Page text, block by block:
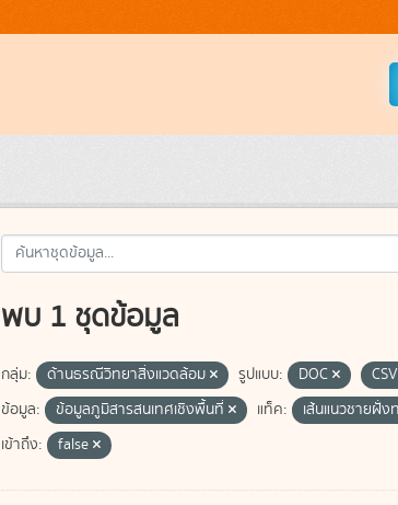
พบ 1 ชุดข้อมูล
กลุ่ม: ด้านธรณีวิทยาสิ่งแวดล้อม รูปแบบ: DOC CSV
ข้อมูล:
ข้อมูลภูมิสารสนเทศเชิงพื้นที่ แท็ค: เส้นแนวชายฝั่งท
เข้าถึง:
false